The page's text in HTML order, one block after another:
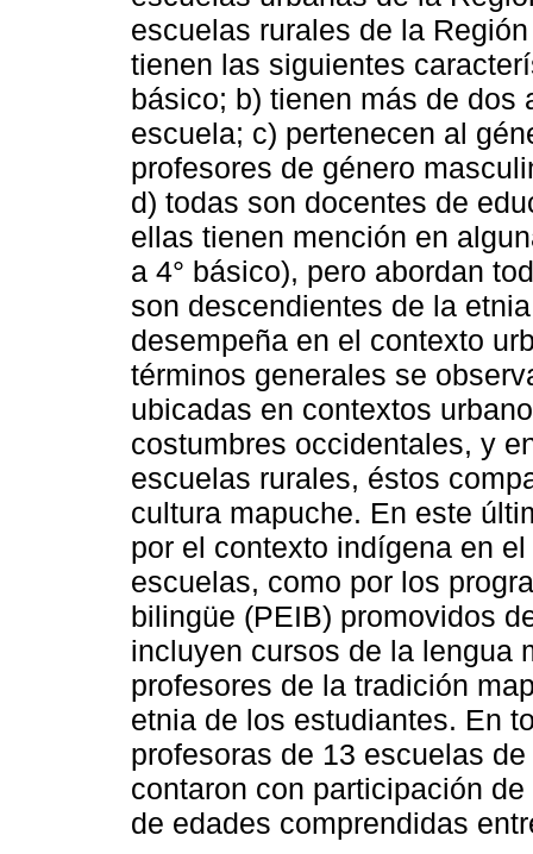
escuelas rurales de la
tienen las siguientes
básico; b) tienen más de dos
escuela; c) pertenecen al
profesores de género
d) todas son docentes de
ellas tienen mención en
a 4° básico), pero abordan
son descendientes de la
desempeña en el contexto
términos generales se
ubicadas en contextos
costumbres occidentales, y
escuelas rurales, éstos
cultura mapuche. En este
por el contexto indígena en
escuelas, como por los
bilingüe (PEIB) promovidos
incluyen cursos de la lengua
profesores de la tradición
etnia de los estudiantes. En
profesoras de 13 escuelas
contaron con participación
de edades comprendidas